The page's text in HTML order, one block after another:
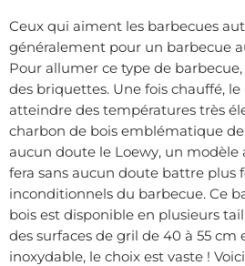
Ceux qui aiment les barbecues
généralement pour un barbecue
Pour allumer ce type de
des briquettes. Une fois chauffé,
atteindre des températures très
charbon de bois emblématique
aucun doute le Loewy, un modèle
fera sans aucun doute battre plus
inconditionnels du barbecue. Ce
bois est disponible en plusieurs
des surfaces de gril de 40 à 55 cm
inoxydable, le choix est vaste !